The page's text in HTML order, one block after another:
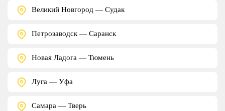
Великий Новгород — Судак
Петрозаводск — Саранск
Новая Ладога — Тюмень
Луга — Уфа
Самара — Тверь